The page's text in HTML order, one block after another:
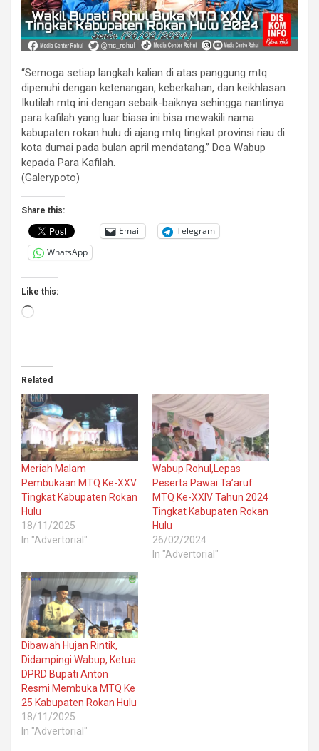
“Semoga setiap langkah kalian di atas panggung mtq
dipenuhi dengan ketenangan, keberkahan, dan keikhlasan.
Ikutilah mtq ini dengan sebaik-baiknya sehingga nantinya
para kafilah yang luar biasa ini bisa mewakili nama
kabupaten rokan hulu di ajang mtq tingkat provinsi riau di
kota dumai pada bulan april mendatang.” Doa Wabup
kepada Para Kafilah.
(Galerypoto)
Share this:
Email
Telegram
WhatsApp
Like this:
Loading…
Related
Meriah Malam
Pembukaan MTQ Ke-XXV
Tingkat Kabupaten Rokan
Hulu
18/11/2025
In "Advertorial"
Wabup Rohul,Lepas
Peserta Pawai Ta’aruf
MTQ Ke-XXIV Tahun 2024
Tingkat Kabupaten Rokan
Hulu
26/02/2024
In "Advertorial"
Dibawah Hujan Rintik,
Didampingi Wabup, Ketua
DPRD Bupati Anton
Resmi Membuka MTQ Ke
25 Kabupaten Rokan Hulu
18/11/2025
In "Advertorial"